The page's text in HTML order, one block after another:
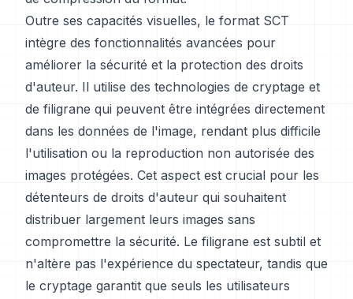
Outre ses capacités visuelles, le format SCT
intègre des fonctionnalités avancées pour
améliorer la sécurité et la protection des droits
d'auteur. Il utilise des technologies de cryptage et
de filigrane qui peuvent être intégrées directement
dans les données de l'image, rendant plus difficile
l'utilisation ou la reproduction non autorisée des
images protégées. Cet aspect est crucial pour les
détenteurs de droits d'auteur qui souhaitent
distribuer largement leurs images sans
compromettre la sécurité. Le filigrane est subtil et
n'altère pas l'expérience du spectateur, tandis que
le cryptage garantit que seuls les utilisateurs